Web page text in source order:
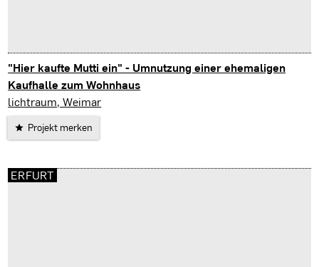
"Hier kaufte Mutti ein" - Umnutzung einer ehemaligen
Kaufhalle zum Wohnhaus
Tautenhain
lichtraum, Weimar
Projekt merken
ERFURT